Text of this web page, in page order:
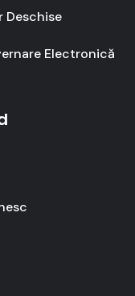
Deschise
Electronică